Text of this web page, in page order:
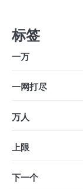
标签
一万
一网打尽
万人
上限
下一个